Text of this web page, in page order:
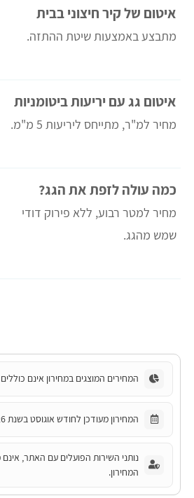
איטום של קיר חיצוני בבית
מתבצע באמצעות שיטת ההתזה.
איטום גג עם יריעות ביטומניות
מחיר למ"ר, מתייחס ליריעות 5 מ"מ.
כמה עולה לזפת את הגג?
מחיר למטר רבוע, ללא פירוק דודי
שמש מהגג.
המחירים המוצגים במחירון אינם
המחירון מעודכן לחודש אוגוסט בשנת 2026.
נותני השירות הפועלים עם האתר, אינם
המחירון.